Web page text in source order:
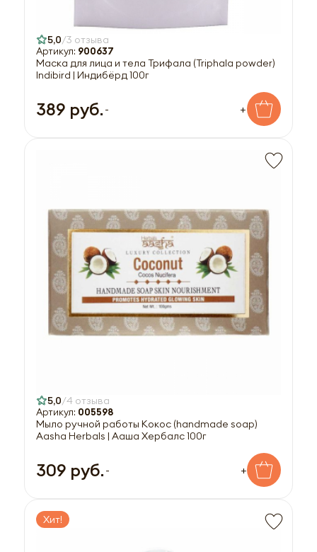
5,0 3 отзыва
Артикул: 900637
Маска для лица и тела Трифала (Triphala powder)
Indibird | Индибёрд 100г
389 руб. - +
5,0 4 отзыва
Артикул: 005598
Мыло ручной работы Кокос (handmade soap)
Aasha Herbals | Ааша Хербалс 100г
309 руб. - +
Хит!